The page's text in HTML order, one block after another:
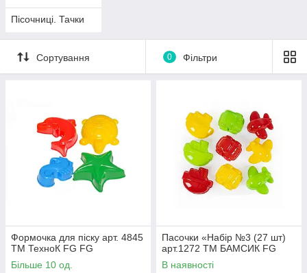
Пісочниці. Тачки
Сортування 0 Фільтри
Формочка для піску арт. 4845
ТМ ТехноК FG FG
Більше 10 од.
Пасочки «Набір №3 (27 шт)
арт.1272 ТМ БАМСИК FG
В наявності